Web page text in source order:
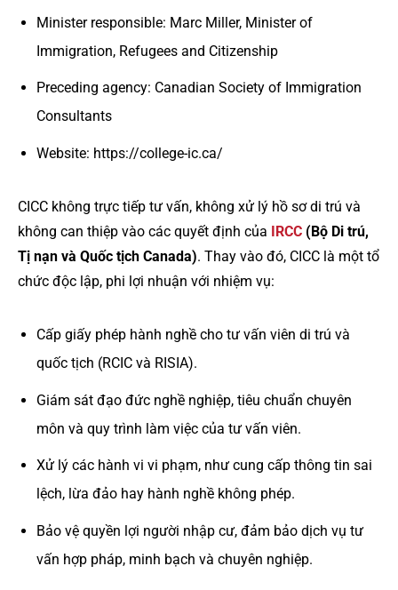
Minister responsible: Marc Miller, Minister of
Immigration, Refugees and Citizenship
Preceding agency: Canadian Society of Immigration
Consultants
Website: https://college-ic.ca/
CICC không trực tiếp tư vấn, không xử lý hồ sơ di trú và
không can thiệp vào các quyết định của IRCC (Bộ Di trú,
Tị nạn và Quốc tịch Canada). Thay vào đó, CICC là một tổ
chức độc lập, phi lợi nhuận với nhiệm vụ:
Cấp giấy phép hành nghề cho tư vấn viên di trú và
quốc tịch (RCIC và RISIA).
Giám sát đạo đức nghề nghiệp, tiêu chuẩn chuyên
môn và quy trình làm việc của tư vấn viên.
Xử lý các hành vi vi phạm, như cung cấp thông tin sai
lệch, lừa đảo hay hành nghề không phép.
Bảo vệ quyền lợi người nhập cư, đảm bảo dịch vụ tư
vấn hợp pháp, minh bạch và chuyên nghiệp.